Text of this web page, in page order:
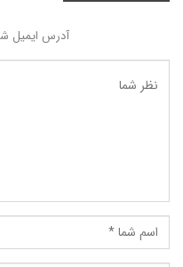
آدرس ایمیل